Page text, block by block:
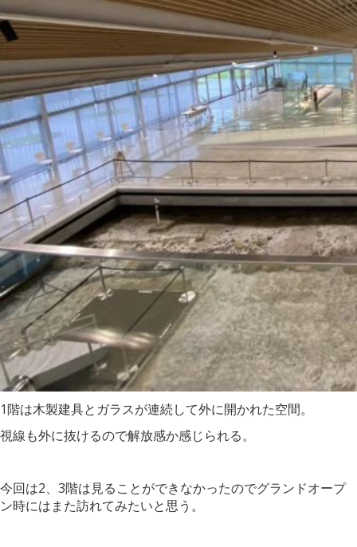
1階は木製建具とガラスが連続して外に開かれた空間。
視線も外に抜けるので解放感か感じられる。
今回は2、3階は見ることができなかったのでグランドオープ
ン時にはまた訪れてみたいと思う。